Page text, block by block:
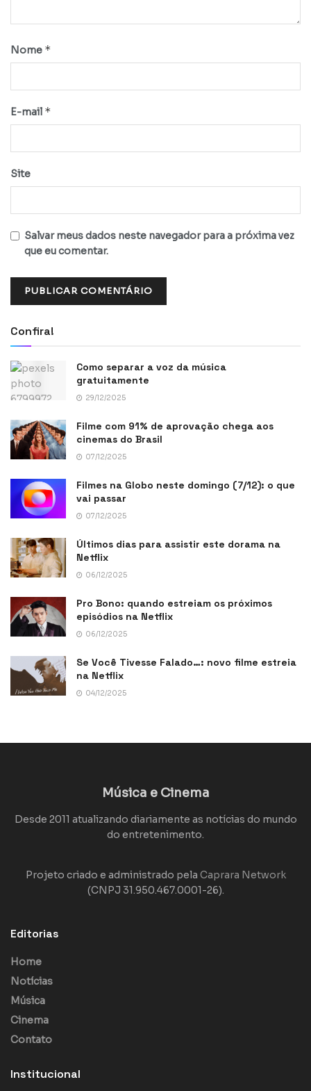
Nome *
E-mail *
Site
Salvar meus dados neste navegador para a próxima vez
que eu comentar.
Confira!
Como separar a voz da música
gratuitamente
29/12/2025
Filme com 91% de aprovação chega aos
cinemas do Brasil
07/12/2025
Filmes na Globo neste domingo (7/12): o que
vai passar
07/12/2025
Últimos dias para assistir este dorama na
Netflix
06/12/2025
Pro Bono: quando estreiam os próximos
episódios na Netflix
06/12/2025
Se Você Tivesse Falado…: novo filme estreia
na Netflix
04/12/2025
Música e Cinema
Desde 2011 atualizando diariamente as notícias do mundo
do entretenimento.
Projeto criado e administrado pela Caprara Network
(CNPJ 31.950.467.0001-26).
Editorias
Home
Notícias
Música
Cinema
Contato
Institucional